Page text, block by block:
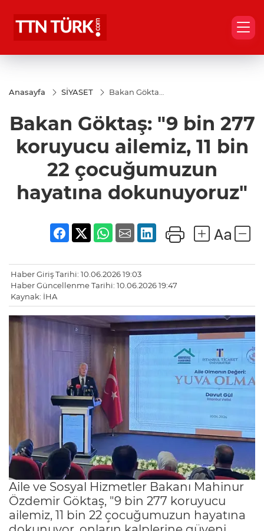
Anasayfa SİYASET
Bakan Göktaş:
ailemiz, 11 bin
22
çocuğumuzun
hayatına
Bakan Göktaş: "9 bin 277
koruyucu ailemiz, 11 bin
22 çocuğumuzun
hayatına dokunuyoruz"
Haber Giriş Tarihi: 10.06.2026 19:03
Haber Güncellenme Tarihi: 10.06.2026 19:47
Kaynak: İHA
Aile ve Sosyal Hizmetler Bakanı Mahinur
Özdemir Göktaş, "9 bin 277 koruyucu
ailemiz, 11 bin 22 çocuğumuzun hayatına